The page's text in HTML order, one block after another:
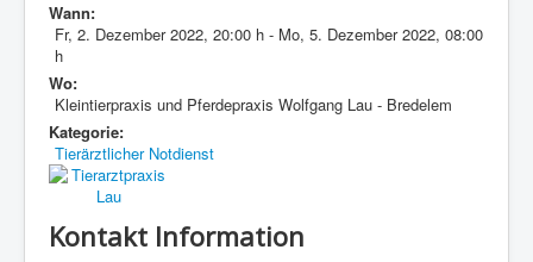
Wann:
Fr, 2. Dezember 2022, 20:00 h - Mo, 5. Dezember 2022, 08:00
h
Wo:
Kleintierpraxis und Pferdepraxis Wolfgang Lau - Bredelem
Kategorie:
Tierärztlicher Notdienst
Kontakt Information